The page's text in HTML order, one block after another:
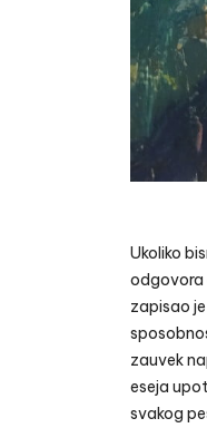
Ukoliko
odgovora
zapisao
zauvek
eseja
svakog